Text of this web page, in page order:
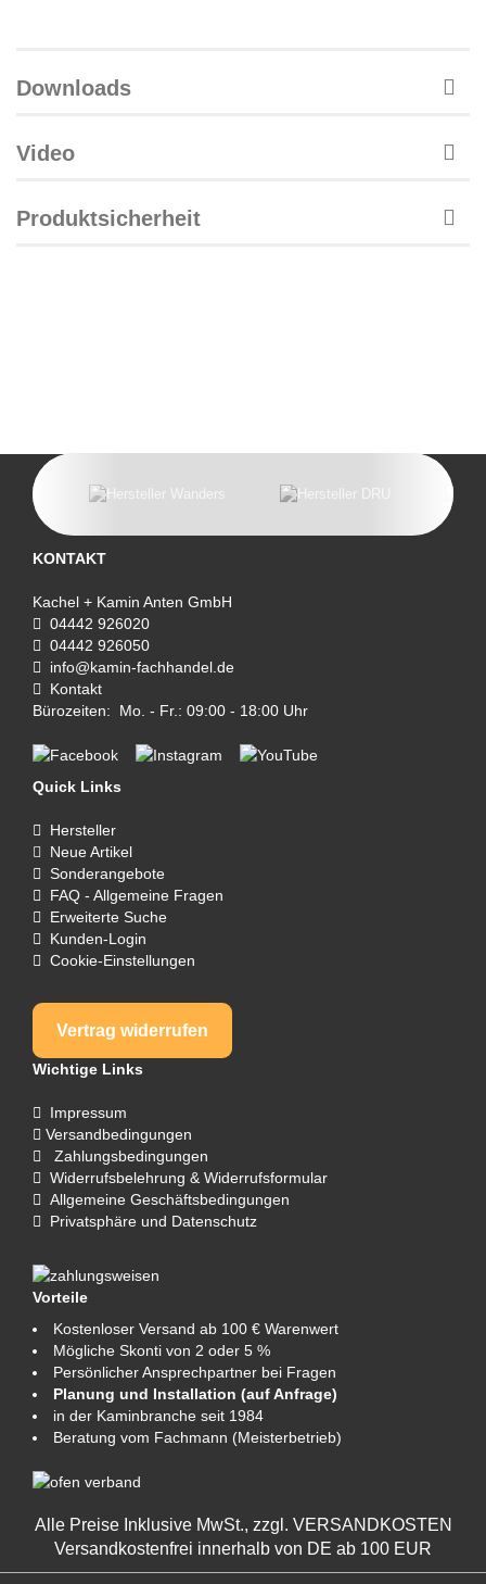
Downloads
Video
Produktsicherheit
KONTAKT
Kachel + Kamin Anten GmbH
04442 926020
04442 926050
info@kamin-fachhandel.de
Kontakt
Bürozeiten: Mo. - Fr.: 09:00 - 18:00 Uhr
Quick Links
Hersteller
Neue Artikel
Sonderangebote
FAQ - Allgemeine Fragen
Erweiterte Suche
Kunden-Login
Cookie-Einstellungen
Vertrag widerrufen
Wichtige Links
Impressum
Versandbedingungen
Zahlungsbedingungen
Widerrufsbelehrung & Widerrufsformular
Allgemeine Geschäftsbedingungen
Privatsphäre und Datenschutz
Vorteile
Kostenloser Versand ab 100 € Warenwert
Mögliche Skonti von 2 oder 5 %
Persönlicher Ansprechpartner bei Fragen
Planung und Installation (auf Anfrage)
in der Kaminbranche seit 1984
Beratung vom Fachmann (Meisterbetrieb)
Alle Preise Inklusive MwSt., zzgl. VERSANDKOSTEN
Versandkostenfrei innerhalb von DE ab 100 EUR